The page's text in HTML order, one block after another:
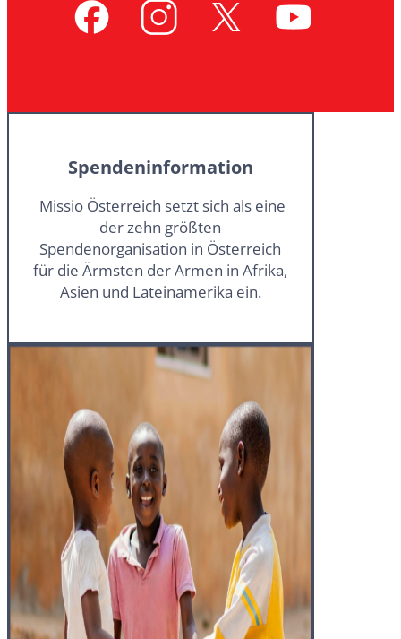
Spendeninformation
Missio Österreich setzt sich als eine
der zehn größten
Spendenorganisation in Österreich
für die Ärmsten der Armen in Afrika,
Asien und Lateinamerika ein.